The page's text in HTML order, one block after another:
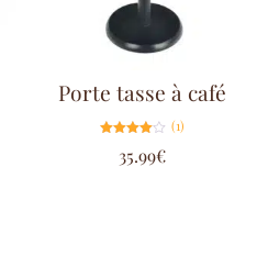
Porte tasse à café
4.00
sur 5
(1)
35.99€